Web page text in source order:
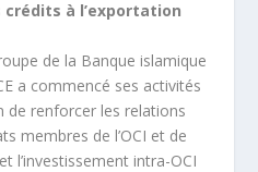
à l’exportation
de la Banque islamique
a commencé ses activités
de renforcer les relations
membres de l’OCI et de
l’investissement intra-OCI